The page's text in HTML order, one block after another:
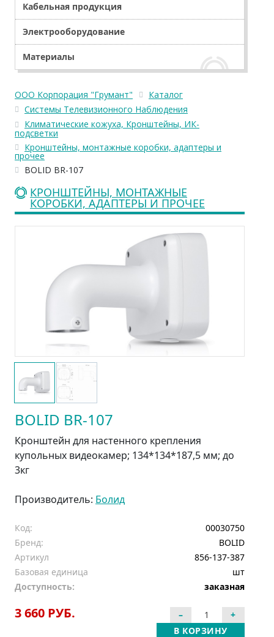
Кабельная продукция
Электрооборудование
Материалы
ООО Корпорация "Грумант"
Каталог
Системы Телевизионного Наблюдения
Климатические кожуха, Кронштейны, ИК-
подсветки
Кронштейны, монтажные коробки, адаптеры и
прочее
BOLID BR-107
КРОНШТЕЙНЫ, МОНТАЖНЫЕ
КОРОБКИ, АДАПТЕРЫ И ПРОЧЕЕ
BOLID BR-107
Кронштейн для настенного крепления
купольных видеокамер; 134*134*187,5 мм; до
3кг
Производитель: Болид
Код:
00030750
Бренд:
BOLID
Артикул
856-137-387
Базовая единица
шт
Доступность:
заказная
3 660 РУБ.
В КОРЗИНУ